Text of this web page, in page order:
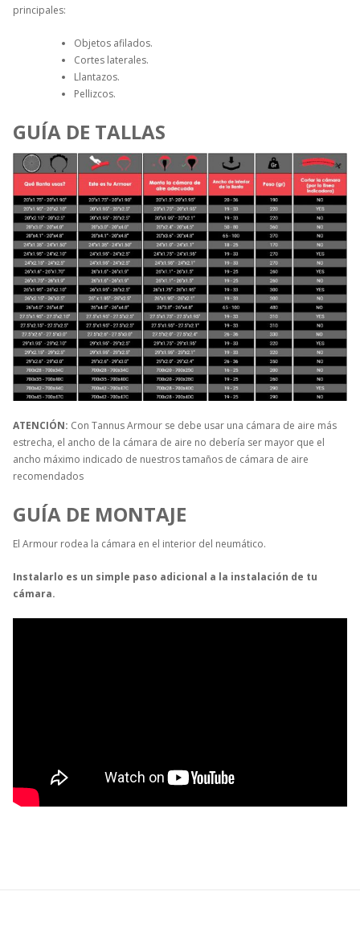
principales:
Objetos afilados.
Cortes laterales.
Llantazos.
Pellizcos.
GUÍA DE TALLAS
ATENCIÓN: Con Tannus Armour se debe usar una cámara de aire más
estrecha, el ancho de la cámara de aire no debería ser mayor que el
ancho máximo indicado de nuestros tamaños de cámara de aire
recomendados
GUÍA DE MONTAJE
El Armour rodea la cámara en el interior del neumático.
Instalarlo es un simple paso adicional a la instalación de tu
cámara.